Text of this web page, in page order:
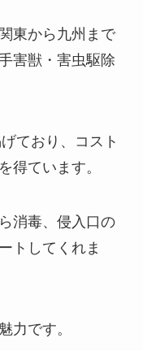
東から九州まで
害獣・害虫駆除
ており、コスト
得ています。
消毒、侵入口の
トしてくれま
力です。